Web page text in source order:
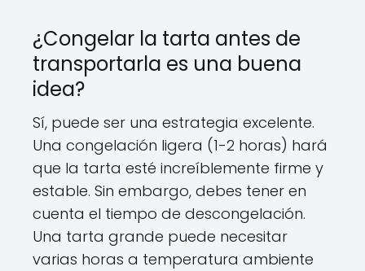
¿Congelar la tarta antes de
transportarla es una buena
idea?
Sí, puede ser una estrategia excelente.
Una congelación ligera (1-2 horas) hará
que la tarta esté increíblemente firme y
estable. Sin embargo, debes tener en
cuenta el tiempo de descongelación.
Una tarta grande puede necesitar
varias horas a temperatura ambiente